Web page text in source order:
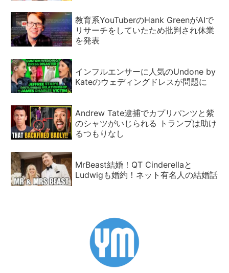
教育系YouTuberのHank GreenがAIで
リサーチをしていたため批判され休業
を発表
インフルエンサーに人気のUndone by
Kateのウェディングドレスが問題に
Andrew Tate逮捕でカプリパンツと紫
のシャツがいじられる トランプは助け
るつもりなし
MrBeast結婚！QT Cinderellaと
Ludwigも婚約！ネット有名人の結婚話